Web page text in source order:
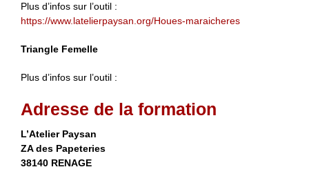
Plus d’infos sur l’outil :
https://www.latelierpaysan.org/Houes-maraicheres
Triangle Femelle
Plus d’infos sur l’outil :
Adresse de la formation
L’Atelier Paysan
ZA des Papeteries
38140 RENAGE